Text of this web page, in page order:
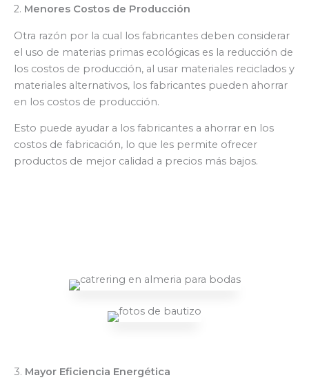
2. Menores Costos de Producción
Otra razón por la cual los fabricantes deben considerar
el uso de materias primas ecológicas es la reducción de
los costos de producción, al usar materiales reciclados y
materiales alternativos, los fabricantes pueden ahorrar
en los costos de producción.
Esto puede ayudar a los fabricantes a ahorrar en los
costos de fabricación, lo que les permite ofrecer
productos de mejor calidad a precios más bajos.
3. Mayor Eficiencia Energética